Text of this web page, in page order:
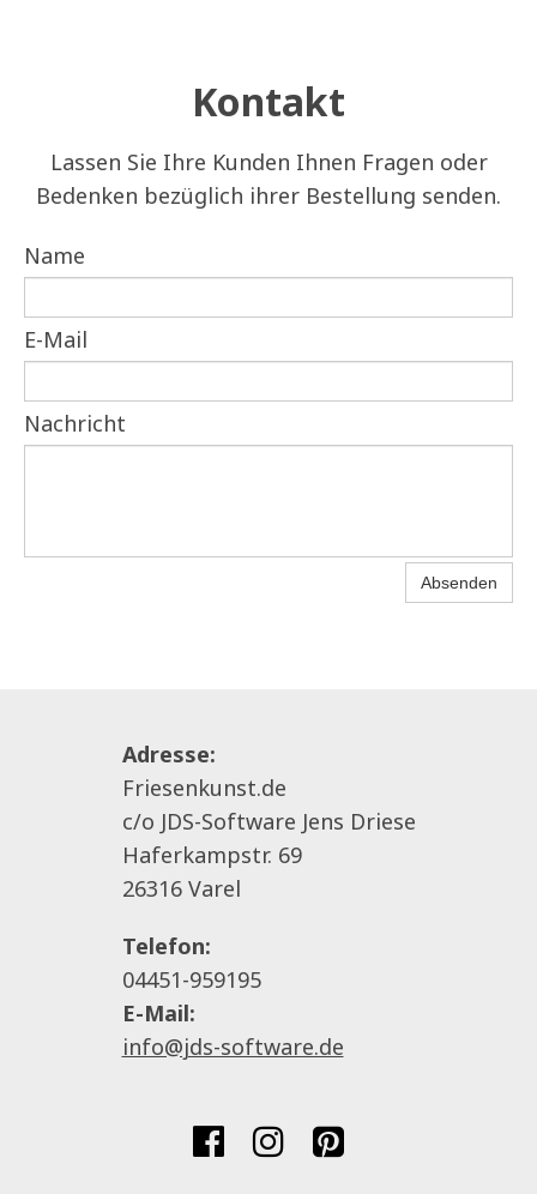
Kontakt
Lassen Sie Ihre Kunden Ihnen Fragen oder
Bedenken bezüglich ihrer Bestellung senden.
Name
E-Mail
Nachricht
Absenden
Adresse:
Friesenkunst.de
c/o JDS-Software Jens Driese
Haferkampstr. 69
26316 Varel
Telefon:
04451-959195
E-Mail:
info@jds-software.de
  